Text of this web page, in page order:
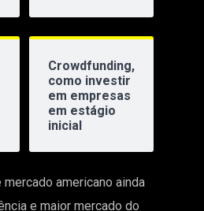
Crowdfunding,
como investir
em empresas
em estágio
inicial
americano ainda
e maior mercado do